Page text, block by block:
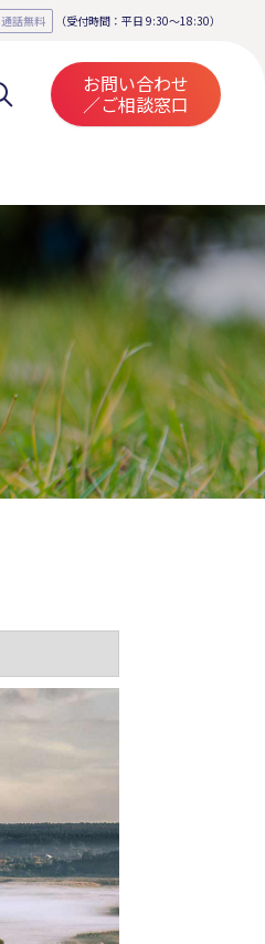
通話無料 （受付時間：平日 9:30～18:30）
お問い合わせ
／ご相談窓口